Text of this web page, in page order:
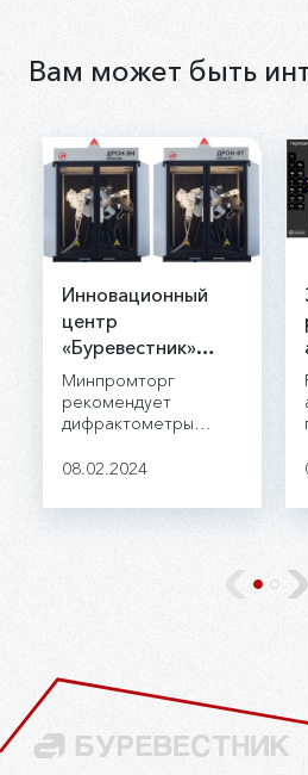
Вам может быть
Инновационный
центр
«Буревестник»
получил
заключение о
подтверждении
промышленной
продукции на
Минпромторг
рекомендует
дифрактометры
производства АО
08.02.2024